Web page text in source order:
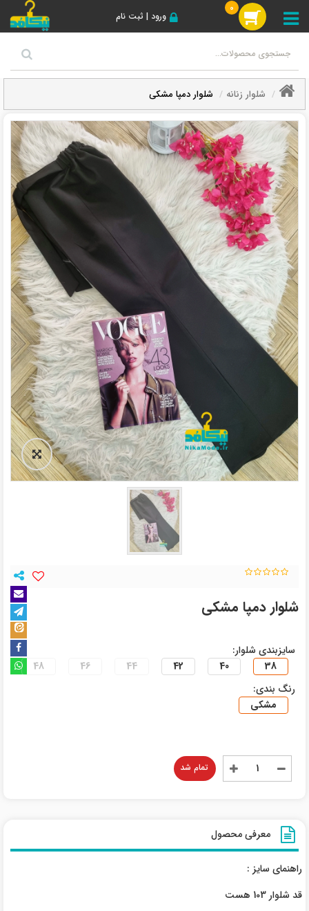
ورود | ثبت نام
0
شلوار زنانه شلوار دمپا مشکی
شلوار دمپا مشکی
سایزبندی شلوار:
38
40
42
44
46
48
رنگ بندی:
مشکی
تمام شد
معرفی محصول
راهنمای سایز :
قد شلوار 103 هست